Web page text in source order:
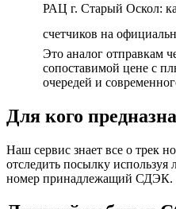
РАЦ г. Старый Оскол:
счетчиков на
Это аналог отправкам
сопоставимой цене с
очередей и
Для кого
Наш сервис знает все о трек
отследить посылку
номер принадлежащий СДЭК.